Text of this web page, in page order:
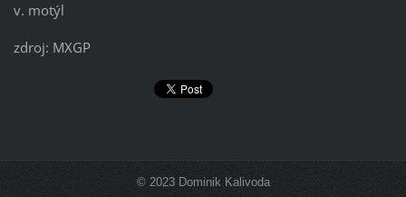
v. motýl
zdroj: MXGP
© 2023 Dominik Kalivoda